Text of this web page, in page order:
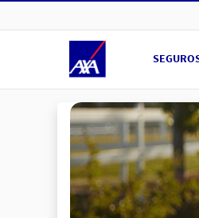
Ir a Portal Público